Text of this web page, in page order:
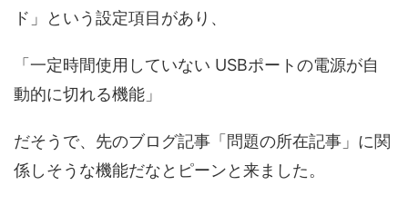
ド」という設定項目があり、
「一定時間使用していない USBポートの電源が自
動的に切れる機能」
だそうで、先のブログ記事「問題の所在記事」に関
係しそうな機能だなとピーンと来ました。